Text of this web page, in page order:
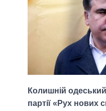
Колишній
партії «Рух нових